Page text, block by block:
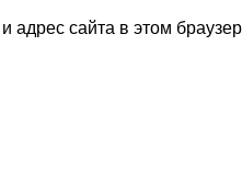
адрес сайта в этом